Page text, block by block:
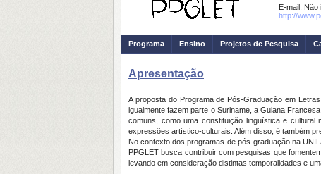
E-mail: Não
http://
Programa Ensino Projetos de Pesquisa
Apresentação
A proposta do Programa de Pós-Graduação em
igualmente fazem parte o Suriname, a Guiana
comuns, como uma constituição linguística e
expressões artístico-culturais. Além disso, é também
No contexto dos programas de pós-graduação na
PPGLET busca contribuir com pesquisas que
levando em consideração distintas temporalidades e